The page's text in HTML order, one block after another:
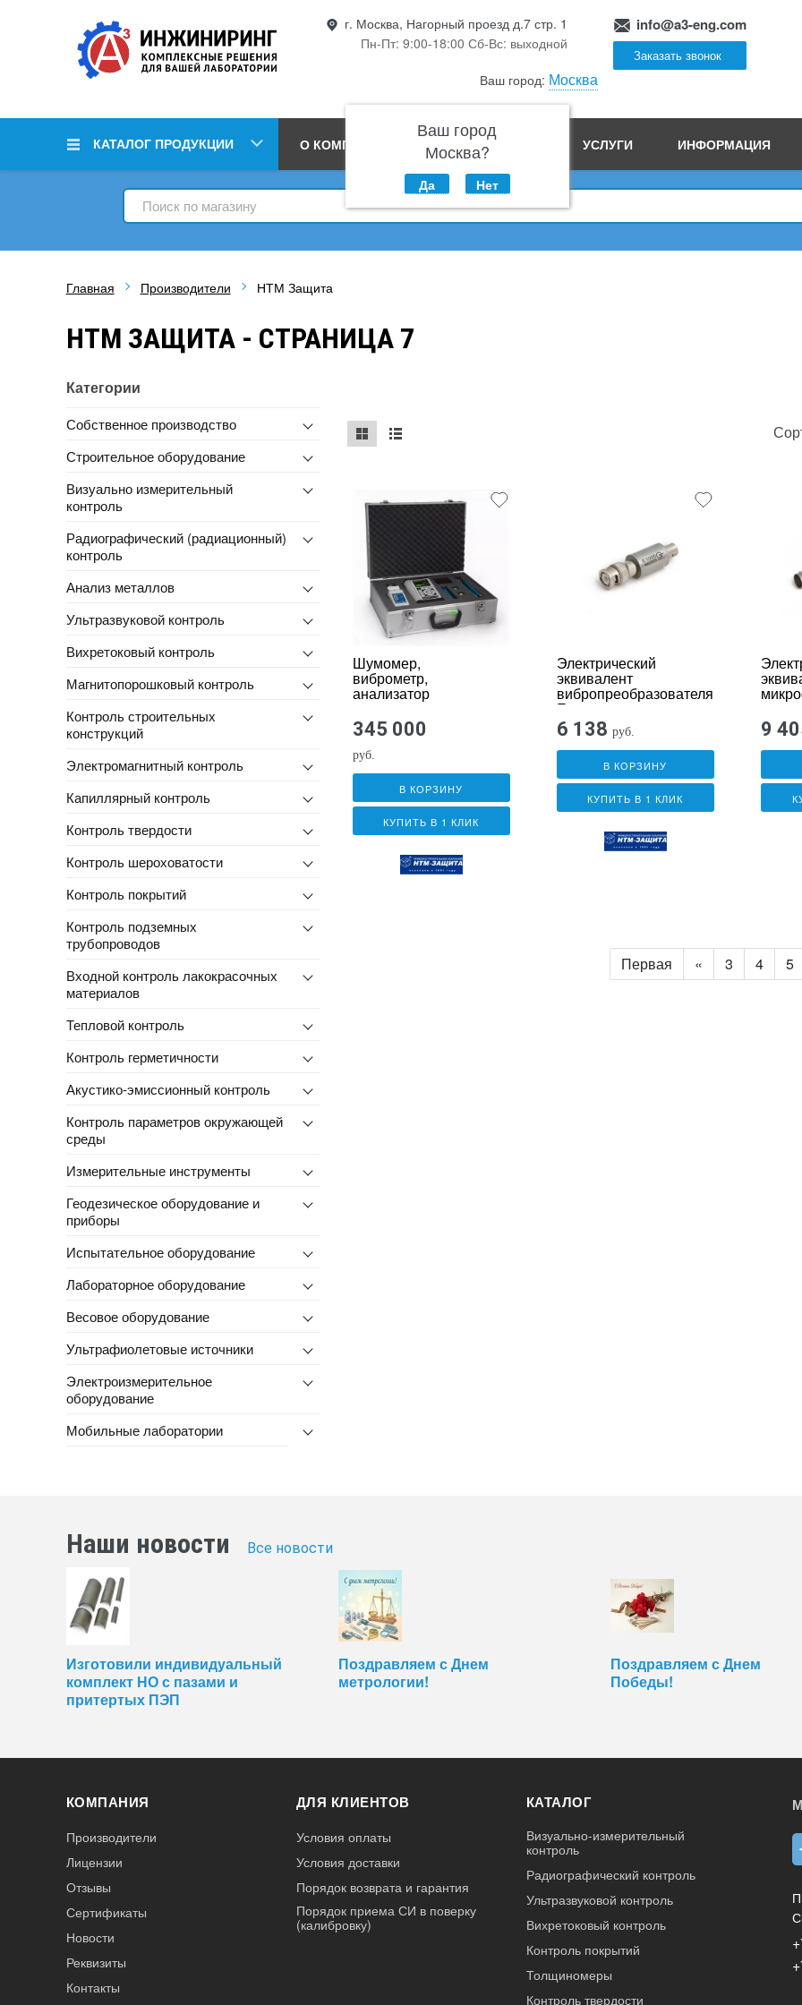
г. Москва, Нагорный проезд д.7 стр. 1
Пн-Пт: 9:00-18:00 Сб-Вс: выходной
Ваш город: Москва
Ваш город
Москва?
Да Нет
info@a3-eng.com
Заказать звонок
КАТАЛОГ ПРОДУКЦИИ О КОМПАНИИ ПРОИЗВОДСТВО УСЛУГИ ИНФОРМАЦИЯ
Главная Производители НТМ Защита
НТМ ЗАЩИТА - СТРАНИЦА 7
Категории
Собственное производство
Строительное оборудование
Визуально измерительный
контроль
Радиографический (радиационный)
контроль
Анализ металлов
Ультразвуковой контроль
Вихретоковый контроль
Магнитопорошковый контроль
Контроль строительных
конструкций
Электромагнитный контроль
Капиллярный контроль
Контроль твердости
Контроль шероховатости
Контроль покрытий
Контроль подземных
трубопроводов
Входной контроль лакокрасочных
материалов
Тепловой контроль
Контроль герметичности
Акустико-эмиссионный контроль
Контроль параметров окружающей
среды
Измерительные инструменты
Геодезическое оборудование и
приборы
Испытательное оборудование
Лабораторное оборудование
Весовое оборудование
Ультрафиолетовые источники
Электроизмерительное
оборудование
Мобильные лаборатории
Шумомер,
виброметр,
анализатор
АССИСТЕНТ
TOTAL+
(КОМБИ-02А)
345 000
руб.
В КОРЗИНУ
КУПИТЬ В 1 КЛИК
Электрический
эквивалент
вибропреобразователя
E1000
6 138 руб.
В КОРЗИНУ
КУПИТЬ В 1 КЛИК
9
Первая « 3 4 5
Наши новости Все новости
Изготовили индивидуальный
комплект НО с пазами и
притертых ПЭП
Поздравляем с Днем
метрологии!
Поздравляем с Днем
Победы!
КОМПАНИЯ
Производители
Лицензии
Отзывы
Сертификаты
Новости
Реквизиты
Контакты
ДЛЯ КЛИЕНТОВ
Условия оплаты
Условия доставки
Порядок возврата и гарантия
Порядок приема СИ в поверку
(калибровку)
КАТАЛОГ
Визуально-измерительный
контроль
Радиографический контроль
Ультразвуковой контроль
Вихретоковый контроль
Контроль покрытий
Толщиномеры
Контроль твердости